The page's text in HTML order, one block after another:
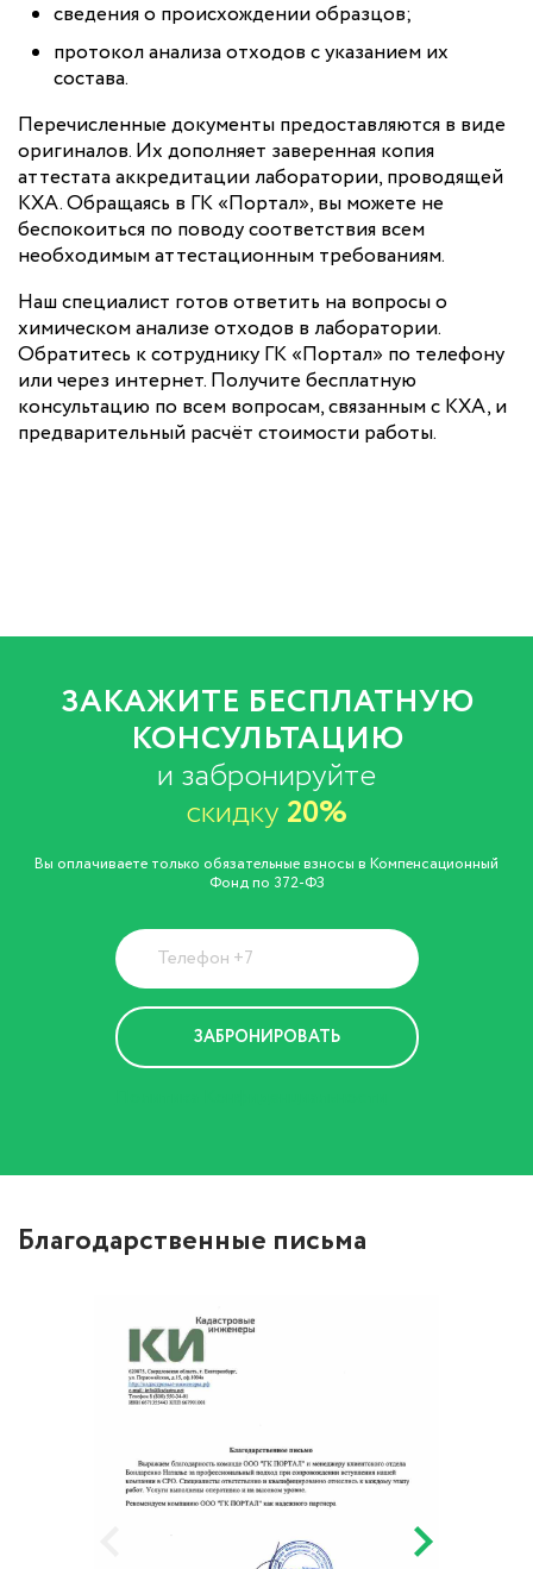
сведения о происхождении образцов;
протокол анализа отходов с указанием их
состава.
Перечисленные документы предоставляются в виде
оригиналов. Их дополняет заверенная копия
аттестата аккредитации лаборатории, проводящей
КХА. Обращаясь в ГК «Портал», вы можете не
беспокоиться по поводу соответствия всем
необходимым аттестационным требованиям.
Наш специалист готов ответить на вопросы о
химическом анализе отходов в лаборатории.
Обратитесь к сотруднику ГК «Портал» по телефону
или через интернет. Получите бесплатную
консультацию по всем вопросам, связанным с КХА, и
предварительный расчёт стоимости работы.
ЗАКАЖИТЕ БЕСПЛАТНУЮ
КОНСУЛЬТАЦИЮ
и забронируйте
скидку 20%
Вы оплачиваете только обязательные взносы в Компенсационный
Фонд по 372-ФЗ
Благодарственные письма